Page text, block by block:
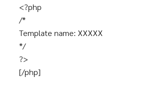
<?php
/*
Template name: XXXXX
*/
?>
[/php]